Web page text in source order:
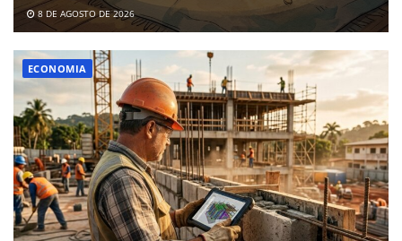
8 DE AGOSTO DE 2026
ECONOMIA